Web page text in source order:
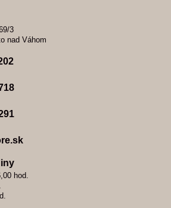
3
nad Váhom
hod.